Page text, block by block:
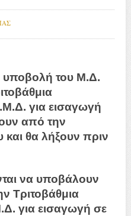
υποβολή του Μ.Δ.
για εισαγωγή
από την
και θα λήξουν πριν
να υποβάλουν
Τριτοβάθμια
για εισαγωγή σε